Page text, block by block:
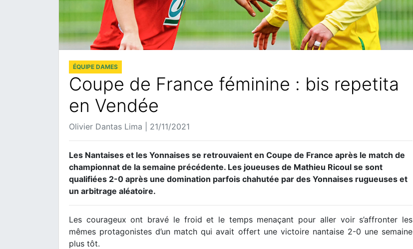
ÉQUIPE DAMES
Coupe de France féminine : bis repetita
en Vendée
Olivier Dantas Lima | 21/11/2021
Les Nantaises et les Yonnaises se retrouvaient en Coupe de France après le match de
championnat de la semaine précédente. Les joueuses de Mathieu Ricoul se sont
qualifiées 2-0 après une domination parfois chahutée par des Yonnaises rugueuses et
un arbitrage aléatoire.
Les courageux ont bravé le froid et le temps menaçant pour aller voir s’affronter les
mêmes protagonistes d’un match qui avait offert une victoire nantaise 2-0 une semaine
plus tôt.